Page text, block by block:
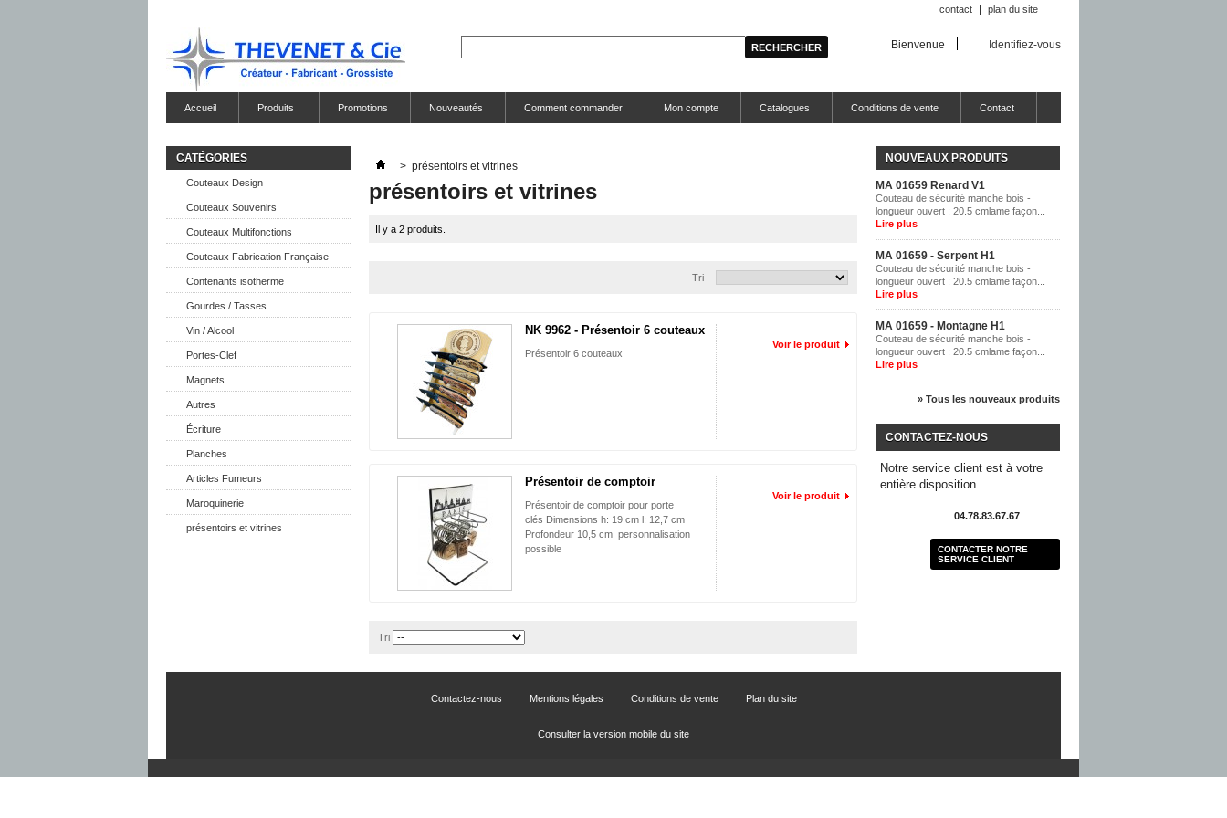
contact plan du site
Bienvenue Identifiez-vous
Accueil Produits Promotions Nouveautés Comment commander Mon compte Catalogues Conditions de vente Contact
CATÉGORIES
Couteaux Design
Couteaux Souvenirs
Couteaux Multifonctions
Couteaux Fabrication Française
Contenants isotherme
Gourdes / Tasses
Vin / Alcool
Portes-Clef
Magnets
Autres
Écriture
Planches
Articles Fumeurs
Maroquinerie
présentoirs et vitrines
> présentoirs et vitrines
présentoirs et vitrines
Il y a 2 produits.
Tri
NK 9962 - Présentoir 6 couteaux
Présentoir 6 couteaux
Voir le produit
Présentoir de comptoir
Présentoir de comptoir pour porte
clés Dimensions h: 19 cm l: 12,7 cm
Profondeur 10,5 cm personnalisation
possible
Voir le produit
Tri
NOUVEAUX PRODUITS
MA 01659 Renard V1
Couteau de sécurité manche bois -
longueur ouvert : 20.5 cmlame façon...
Lire plus
MA 01659 - Serpent H1
Couteau de sécurité manche bois -
longueur ouvert : 20.5 cmlame façon...
Lire plus
MA 01659 - Montagne H1
Couteau de sécurité manche bois -
longueur ouvert : 20.5 cmlame façon...
Lire plus
» Tous les nouveaux produits
CONTACTEZ-NOUS
Notre service client est à votre
entière disposition.
04.78.83.67.67
CONTACTER NOTRE
SERVICE CLIENT
Contactez-nous Mentions légales Conditions de vente Plan du site
Consulter la version mobile du site